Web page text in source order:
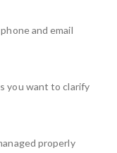
and email
you want to clarify
properly